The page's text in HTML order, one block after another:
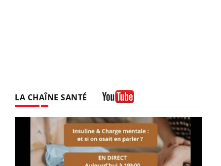
LA CHAÎNE SANTÉ